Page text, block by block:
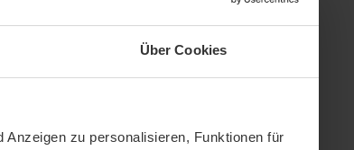
Über Cookies
zu personalisieren, Funktionen für